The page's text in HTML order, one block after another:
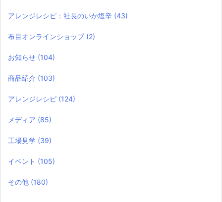
アレンジレシピ：社長のいか塩辛 (43)
布目オンラインショップ (2)
お知らせ (104)
商品紹介 (103)
アレンジレシピ (124)
メディア (85)
工場見学 (39)
イベント (105)
その他 (180)